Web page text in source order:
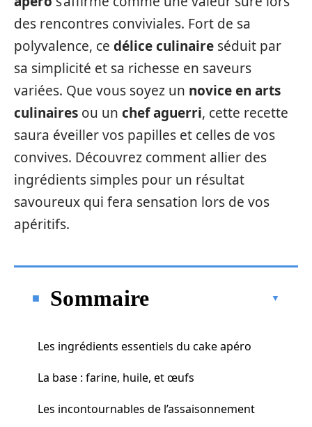
des rencontres conviviales. Fort de sa
polyvalence, ce délice culinaire séduit par
sa simplicité et sa richesse en saveurs
variées. Que vous soyez un novice en arts
culinaires ou un chef aguerri, cette recette
saura éveiller vos papilles et celles de vos
convives. Découvrez comment allier des
ingrédients simples pour un résultat
savoureux qui fera sensation lors de vos
apéritifs.
Sommaire
Les ingrédients essentiels du cake apéro
La base : farine, huile, et œufs
Les incontournables de l’assaisonnement